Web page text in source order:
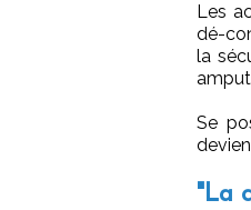
Les
dé-
la
Se
"La